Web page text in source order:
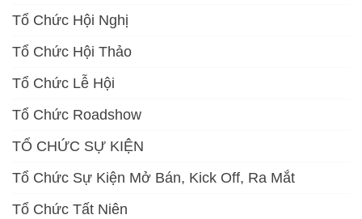
Tổ Chức Hội Nghị
Tổ Chức Hội Thảo
Tổ Chức Lễ Hội
Tổ Chức Roadshow
TỔ CHỨC SỰ KIỆN
Tổ Chức Sự Kiện Mở Bán, Kick Off, Ra Mắt
Tổ Chức Tất Niên